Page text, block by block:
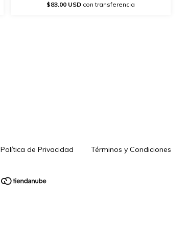
$83.00 USD con transferencia
Política de Privacidad Términos y Condiciones